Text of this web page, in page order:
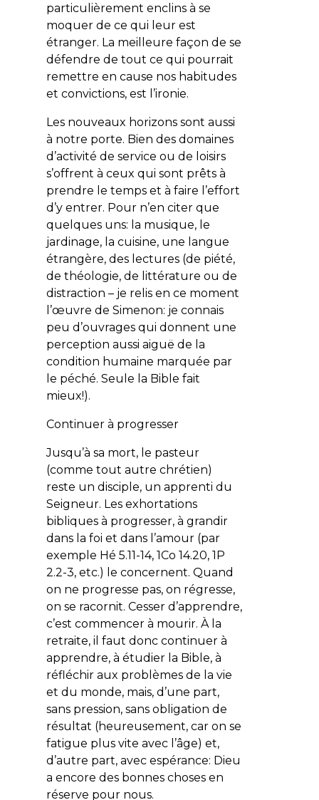
particulièrement enclins à se
moquer de ce qui leur est
étranger. La meilleure façon de se
défendre de tout ce qui pourrait
remettre en cause nos habitudes
et convictions, est l’ironie.
Les nouveaux horizons sont aussi
à notre porte. Bien des domaines
d’activité de service ou de loisirs
s’offrent à ceux qui sont prêts à
prendre le temps et à faire l’effort
d’y entrer. Pour n’en citer que
quelques uns: la musique, le
jardinage, la cuisine, une langue
étrangère, des lectures (de piété,
de théologie, de littérature ou de
distraction – je relis en ce moment
l’œuvre de Simenon: je connais
peu d’ouvrages qui donnent une
perception aussi aiguë de la
condition humaine marquée par
le péché. Seule la Bible fait
mieux!).
Continuer à progresser
Jusqu’à sa mort, le pasteur
(comme tout autre chrétien)
reste un disciple, un apprenti du
Seigneur. Les exhortations
bibliques à progresser, à grandir
dans la foi et dans l’amour (par
exemple Hé 5.11-14, 1Co 14.20, 1P
2.2-3, etc.) le concernent. Quand
on ne progresse pas, on régresse,
on se racornit. Cesser d’apprendre,
c’est commencer à mourir. À la
retraite, il faut donc continuer à
apprendre, à étudier la Bible, à
réfléchir aux problèmes de la vie
et du monde, mais, d’une part,
sans pression, sans obligation de
résultat (heureusement, car on se
fatigue plus vite avec l’âge) et,
d’autre part, avec espérance: Dieu
a encore des bonnes choses en
réserve pour nous.